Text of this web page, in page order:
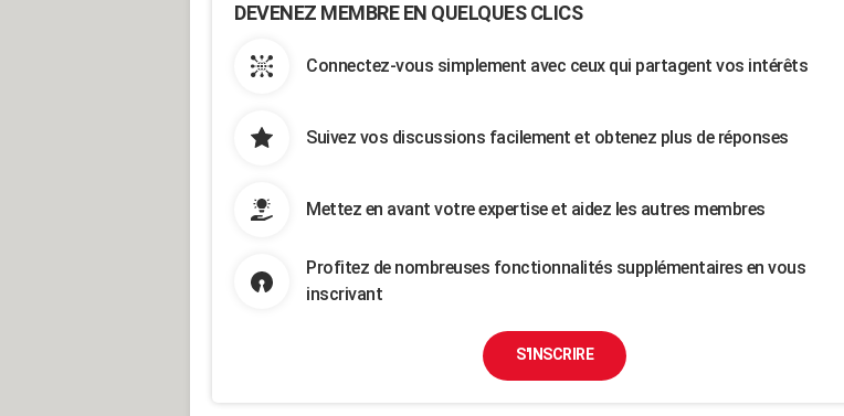
DEVENEZ MEMBRE EN QUELQUES CLICS
Connectez-vous simplement avec ceux qui partagent vos intérêts
Suivez vos discussions facilement et obtenez plus de réponses
Mettez en avant votre expertise et aidez les autres membres
Profitez de nombreuses fonctionnalités supplémentaires en vous
inscrivant
S'INSCRIRE